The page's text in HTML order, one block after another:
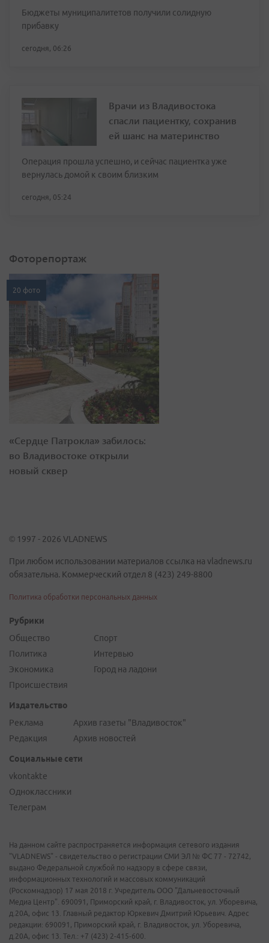
Бюджеты муниципалитетов получили солидную
прибавку
сегодня, 06:26
Врачи из Владивостока
спасли пациентку, сохранив
ей шанс на материнство
Операция прошла успешно, и сейчас пациентка уже
вернулась домой к своим близким
сегодня, 05:24
Фоторепортаж
20 фото
«Сердце Патрокла» забилось:
во Владивостоке открыли
новый сквер
© 1997 - 2026 VLADNEWS
При любом использовании материалов ссылка на vladnews.ru
обязательна. Коммерческий отдел 8 (423) 249-8800
Политика обработки персональных данных
Рубрики
Общество
Политика
Экономика
Происшествия
Спорт
Интервью
Город на ладони
Издательство
Реклама
Редакция
Архив газеты "Владивосток"
Архив новостей
Социальные сети
vkontakte
Одноклассники
Телеграм
На данном сайте распространяется информация сетевого издания
"VLADNEWS" - свидетельство о регистрации СМИ ЭЛ № ФС 77 - 72742,
выдано Федеральной службой по надзору в сфере связи,
информационных технологий и массовых коммуникаций
(Роскомнадзор) 17 мая 2018 г. Учредитель ООО "Дальневосточный
Медиа Центр". 690091, Приморский край, г. Владивосток, ул. Уборевича,
д.20А, офис 13. Главный редактор Юркевич Дмитрий Юрьевич. Адрес
редакции: 690091, Приморский край, г. Владивосток, ул. Уборевича,
д.20А, офис 13. Тел.: +7 (423) 2-415-600.